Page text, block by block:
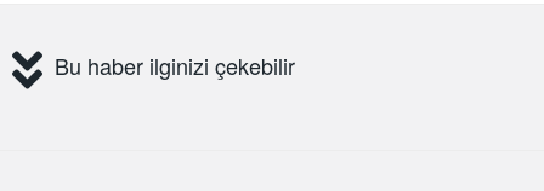
Bu haber ilginizi çekebilir